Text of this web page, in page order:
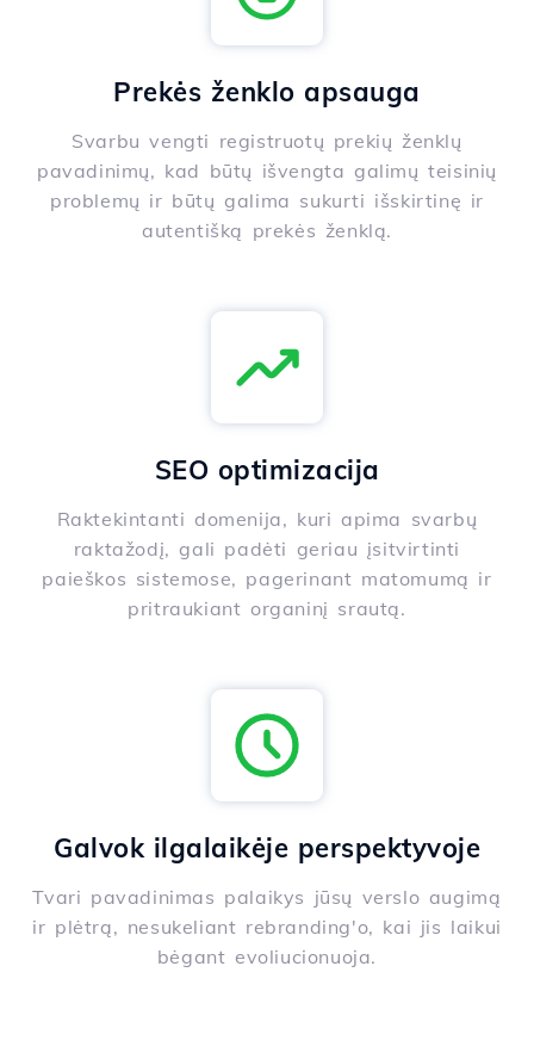
Prekės ženklo apsauga
Svarbu vengti registruotų prekių ženklų
pavadinimų, kad būtų išvengta galimų teisinių
problemų ir būtų galima sukurti išskirtinę ir
autentišką prekės ženklą.
SEO optimizacija
Raktekintanti domenija, kuri apima svarbų
raktažodį, gali padėti geriau įsitvirtinti
paieškos sistemose, pagerinant matomumą ir
pritraukiant organinį srautą.
Galvok ilgalaikėje perspektyvoje
Tvari pavadinimas palaikys jūsų verslo augimą
ir plėtrą, nesukeliant rebranding'o, kai jis laikui
bėgant evoliucionuoja.